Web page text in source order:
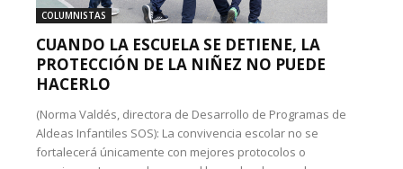
COLUMNISTAS
CUANDO LA ESCUELA SE DETIENE, LA
PROTECCIÓN DE LA NIÑEZ NO PUEDE
HACERLO
(Norma Valdés, directora de Desarrollo de Programas de
Aldeas Infantiles SOS): La convivencia escolar no se
fortalecerá únicamente con mejores protocolos o